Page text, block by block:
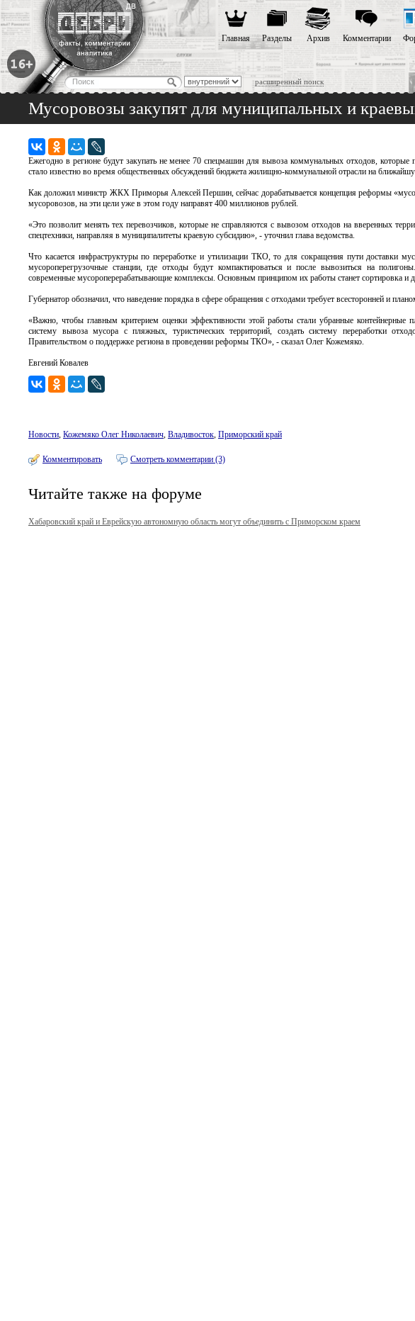
расширенный поиск
Главная Разделы Архив Комментарии
Мусоровозы закупят для муниципальных и
Ежегодно в регионе будут закупать не менее 70 спецмашин для вывоза коммунальных отходов,
стало известно во время общественных обсуждений бюджета жилищно-коммунальной отрасли на
Как доложил министр ЖКХ Приморья Алексей Першин, сейчас дорабатывается концепция реформы
мусоровозов, на эти цели уже в этом году направят 400 миллионов рублей.
«Это позволит менять тех перевозчиков, которые не справляются с вывозом отходов на вверенных
спецтехники, направляя в муниципалитеты краевую субсидию», - уточнил глава ведомства.
Что касается инфраструктуры по переработке и утилизации ТКО, то для сокращения пути доставки
мусороперегрузочные станции, где отходы будут компактироваться и после вывозиться на
современные мусороперерабатывающие комплексы. Основным принципом их работы станет сортировка и
Губернатор обозначил, что наведение порядка в сфере обращения с отходами требует всесторонней и
«Важно, чтобы главным критерием оценки эффективности этой работы стали убранные контейнерные
систему вывоза мусора с пляжных, туристических территорий, создать систему переработки
Правительством о поддержке региона в проведении реформы ТКО», - сказал Олег Кожемяко.
Евгений Ковалев
Новости, Кожемяко Олег Николаевич, Владивосток, Приморский край
Комментировать Смотреть комментарии (3)
Читайте также на форуме
Хабаровский край и Еврейскую автономную область могут объединить с Приморском краем